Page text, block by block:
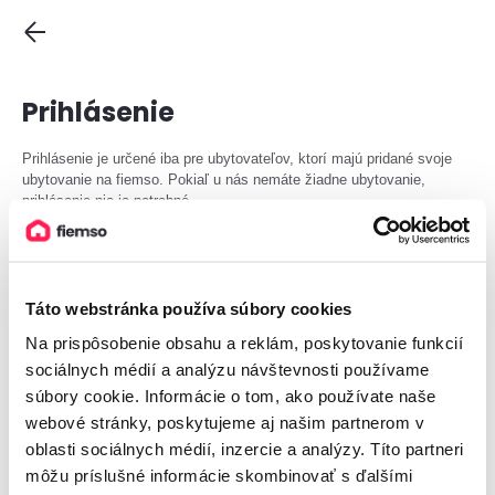
Táto webstránka používa súbory cookies
Na prispôsobenie obsahu a reklám, poskytovanie funkcií
sociálnych médií a analýzu návštevnosti používame
súbory cookie. Informácie o tom, ako používate naše
webové stránky, poskytujeme aj našim partnerom v
oblasti sociálnych médií, inzercie a analýzy. Títo partneri
môžu príslušné informácie skombinovať s ďalšími
Prihlásenie
Prihlásenie je určené iba pre ubytovateľov, ktorí majú pridané svoje
ubytovanie na fiemso. Pokiaľ u nás nemáte žiadne ubytovanie,
prihlásenie nie je potrebné.
Heslo
Prihlásiť